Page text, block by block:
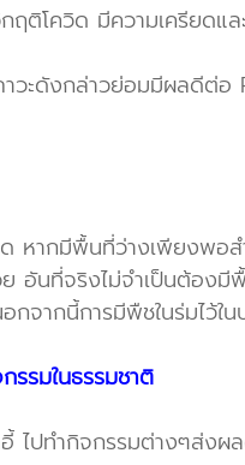
ฤติโควิด มีความเครียด
าวะดังกล่าวย่อมมีผลดี
ด หากมีพื้นที่ว่างเพียงพ
อันที่จริงไม่จำเป็นต้อง
จากนี้การมีพืชในร่มไว้ใ
รมในธรรมชาติ
ไปทำกิจกรรมต่างๆส่ง